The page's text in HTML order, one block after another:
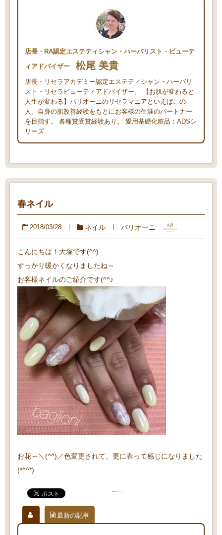
店長・RA認定エステティシャン・ハーバリスト・ビューテ
ィアドバイザー
松尾 美貴
店長・リセラアカデミー認定エステティシャン・ハーバリ
スト・リセラビューティアドバイザー。 【お肌が変わると
人生が変わる】バリオーニのリセラマニアといえばこの
人。自身の肌改善経験をもとにお客様の生涯のパートナー
を目指す。 各種賞受賞経験あり。 愛用基礎化粧品：ADSシ
リーズ
春ネイル
2018/03/28 ネイル バリオーニ
こんにちは！大塚です(^^)
すっかり暖かくなりましたね～
お客様ネイルのご紹介です(^^♪
お花～＼(^^)／色変更されて、更に春って感じになりました
(*^^*)
最新の記事